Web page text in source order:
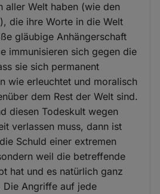
aller Welt haben (wie den
die ihre Worte in die Welt
gläubige Anhängerschaft
immunisieren sich gegen die
sie sich permanent
wie erleuchtet und moralisch
dem Rest der Welt sind.
diesen Todeskult wegen
verlassen muss, dann ist
Schuld einer extremen
weil die betreffende
hat und es natürlich ganz
Angriffe auf jede